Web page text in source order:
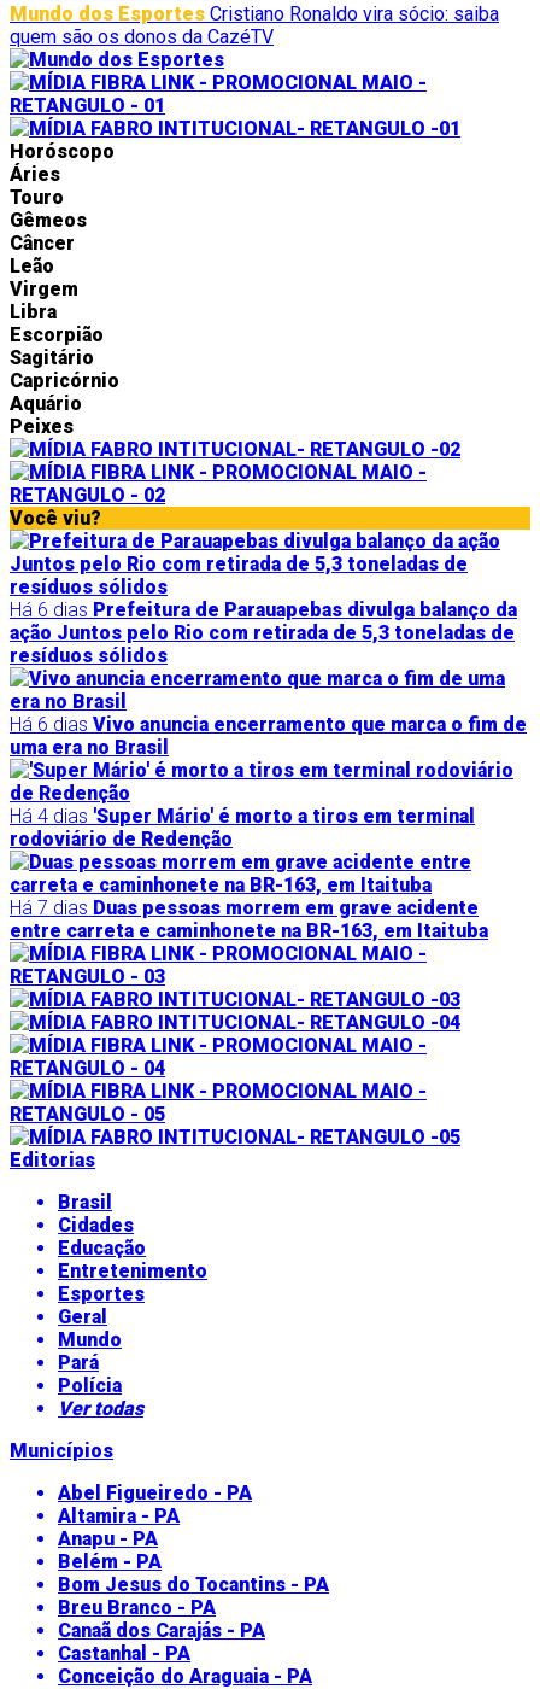
Mundo dos Esportes Cristiano Ronaldo vira sócio: saiba
quem são os donos da CazéTV
Horóscopo
Áries
Touro
Gêmeos
Câncer
Leão
Virgem
Libra
Escorpião
Sagitário
Capricórnio
Aquário
Peixes
Você viu?
Há 6 dias Prefeitura de Parauapebas divulga balanço da
ação Juntos pelo Rio com retirada de 5,3 toneladas de
resíduos sólidos
Há 6 dias Vivo anuncia encerramento que marca o fim de
uma era no Brasil
Há 4 dias 'Super Mário' é morto a tiros em terminal
rodoviário de Redenção
Há 7 dias Duas pessoas morrem em grave acidente
entre carreta e caminhonete na BR-163, em Itaituba
Editorias
Brasil
Cidades
Educação
Entretenimento
Esportes
Geral
Mundo
Pará
Polícia
Ver todas
Municípios
Abel Figueiredo - PA
Altamira - PA
Anapu - PA
Belém - PA
Bom Jesus do Tocantins - PA
Breu Branco - PA
Canaã dos Carajás - PA
Castanhal - PA
Conceição do Araguaia - PA